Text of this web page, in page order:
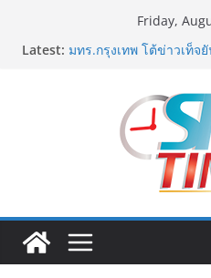
Friday,
Latest: มทร.กรุงเทพ โต้ข่าวเท็
ฟุตซอลไทย พ่าย รัสเซีย
ฟุตซอล แชมเปี้ยนชิพ
ททท. เดินหน้ารุกตลาด
52 บริษัท ทดสอบเส้นทาง
ภาคตะวันออกสู่จุดหมาย
ททท. ต้อนรับเที่ยวบินปฐ
Airlines เส้นทางจาการ์ต
Connectivity ดึงนักท่อง
เที่ยวแรกบินแรก 6 สิงหาค
ม.วลัยลักษณ์ จับมือ รพ.ก